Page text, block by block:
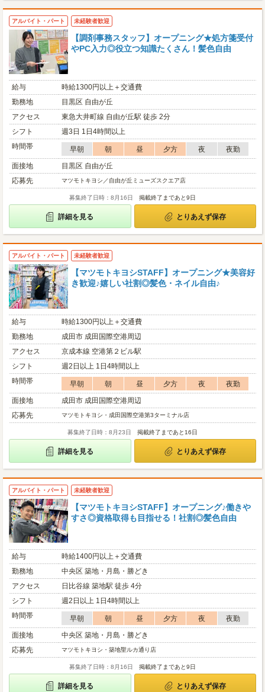
アルバイト・パート 未経験者歓迎
【調剤事務スタッフ】オープニング★処方箋受付
やPC入力◎役立つ知識たくさん！髪色自由
給与
時給1300円以上＋交通費
勤務地
目黒区 自由が丘
アクセス
東急大井町線 自由が丘駅 徒歩 2分
シフト
週3日 1日4時間以上
時間帯
早朝 朝 昼 夕方 夜
夜勤
面接地
目黒区 自由が丘
応募先
マツモトキヨシ／自由が丘ミューズスクエア店
募集終了日時：8月16日 掲載終了まであと9日
詳細を見る とりあえず保存
アルバイト・パート 未経験者歓迎
【マツモトキヨシSTAFF】オープニング★美容好
き歓迎♪嬉しい社割◎髪色・ネイル自由♪
給与
時給1300円以上＋交通費
勤務地
成田市 成田国際空港周辺
アクセス
京成本線 空港第２ビル駅
シフト
週2日以上 1日4時間以上
時間帯
早朝 朝 昼 夕方 夜
夜勤
面接地
成田市 成田国際空港周辺
応募先
マツモトキヨシ・成田国際空港第3ターミナル店
募集終了日時：8月23日 掲載終了まであと16日
詳細を見る とりあえず保存
アルバイト・パート 未経験者歓迎
【マツモトキヨシSTAFF】オープニング♪働きや
すさ◎資格取得も目指せる！社割◎髪色自由
給与
時給1400円以上＋交通費
勤務地
中央区 築地・月島・勝どき
アクセス
日比谷線 築地駅 徒歩 4分
シフト
週2日以上 1日4時間以上
時間帯
早朝 朝 昼 夕方 夜
夜勤
面接地
中央区 築地・月島・勝どき
応募先
マツモトキヨシ・築地聖ルカ通り店
募集終了日時：8月16日 掲載終了まであと9日
詳細を見る とりあえず保存